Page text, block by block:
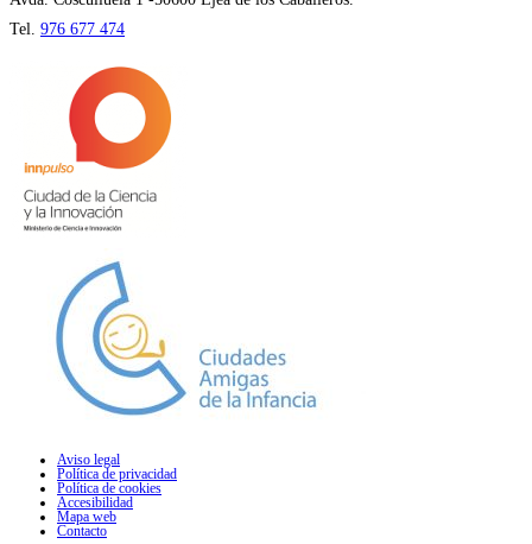
Tel. 976 677 474
Aviso legal
Política de privacidad
Política de cookies
Accesibilidad
Mapa web
Contacto